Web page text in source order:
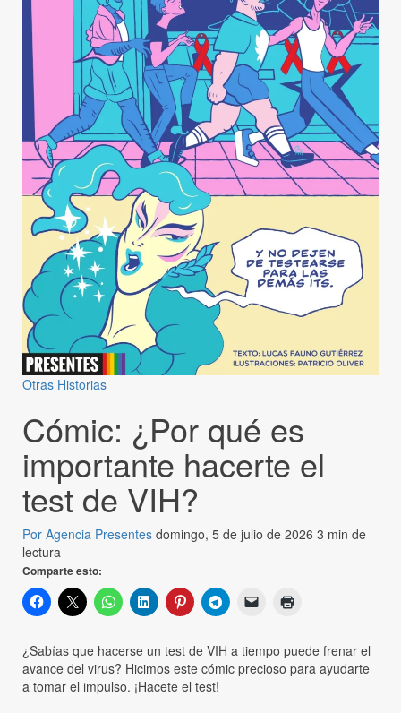
Otras Historias
Cómic: ¿Por qué es
importante hacerte el
test de VIH?
Por Agencia Presentes domingo, 5 de julio de 2026 3 min de
lectura
Comparte esto:
¿Sabías que hacerse un test de VIH a tiempo puede frenar el
avance del virus? Hicimos este cómic precioso para ayudarte
a tomar el impulso. ¡Hacete el test!